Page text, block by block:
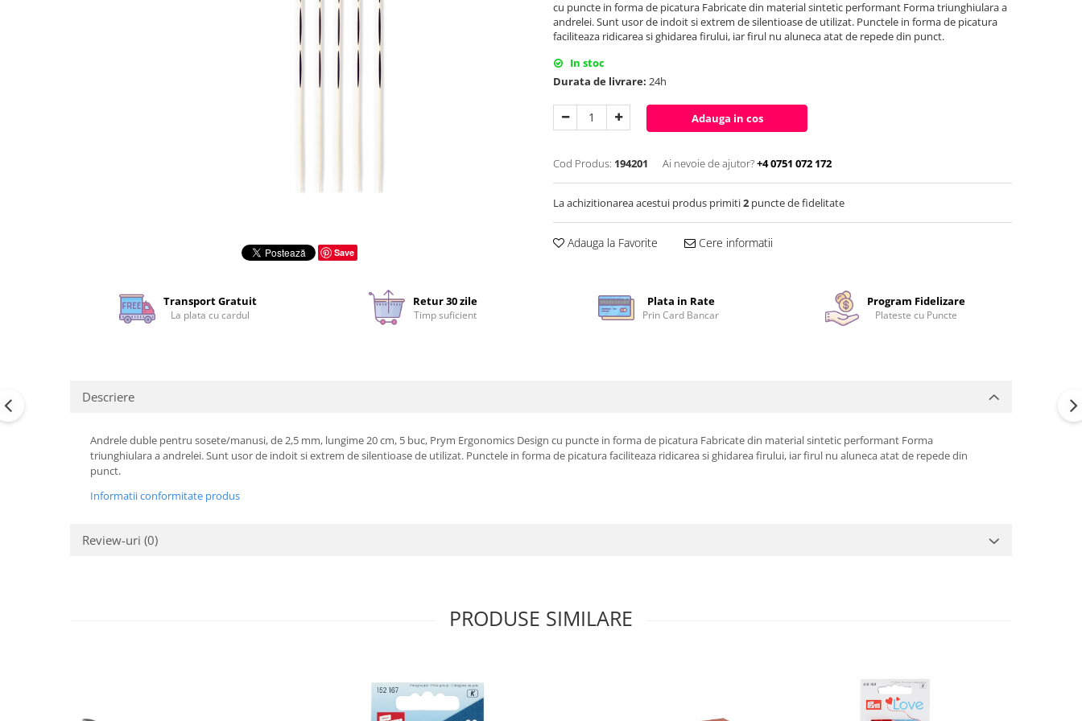
Save
cu puncte in forma de picatura Fabricate din material sintetic performant Forma triunghiulara a
andrelei. Sunt usor de indoit si extrem de silentioase de utilizat. Punctele in forma de picatura
faciliteaza ridicarea si ghidarea firului, iar firul nu aluneca atat de repede din punct.
In stoc
Durata de livrare: 24h
Adauga in cos
Cod Produs: 194201 Ai nevoie de ajutor?+4 0751 072 172
La achizitionarea acestui produs primiti2 puncte de fidelitate
Adauga la Favorite Cere informatii
Transport Gratuit
La plata cu cardul
Retur 30 zile
Timp suficient
Plata in Rate
Prin Card Bancar
Program Fidelizare
Plateste cu Puncte
Descriere
Andrele duble pentru sosete/manusi, de 2,5 mm, lungime 20 cm, 5 buc, Prym Ergonomics Design cu puncte in forma de picatura Fabricate din material sintetic performant Forma
triunghiulara a andrelei. Sunt usor de indoit si extrem de silentioase de utilizat. Punctele in forma de picatura faciliteaza ridicarea si ghidarea firului, iar firul nu aluneca atat de repede din
punct.
Informatii conformitate produs
Review-uri (0)
PRODUSE SIMILARE